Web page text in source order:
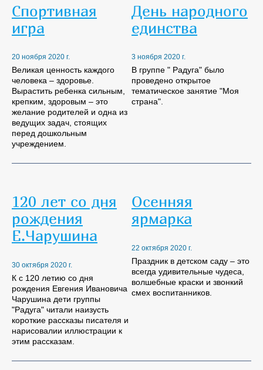
Спортивная
игра
20 ноября 2020 г.
Великая ценность каждого
человека – здоровье.
Вырастить ребенка сильным,
крепким, здоровым – это
желание родителей и одна из
ведущих задач, стоящих
перед дошкольным
учреждением.
День народного
единства
3 ноября 2020 г.
В группе " Радуга" было
проведено открытое
тематическое занятие "Моя
страна".
120 лет со дня
рождения
Е.Чарушина
30 октября 2020 г.
К с 120 летию со дня
рождения Евгения Ивановича
Чарушина дети группы
"Радуга" читали наизусть
короткие рассказы писателя и
нарисовалии иллюстрации к
этим рассказам.
Осенняя
ярмарка
22 октября 2020 г.
Праздник в детском саду – это
всегда удивительные чудеса,
волшебные краски и звонкий
смех воспитанников.